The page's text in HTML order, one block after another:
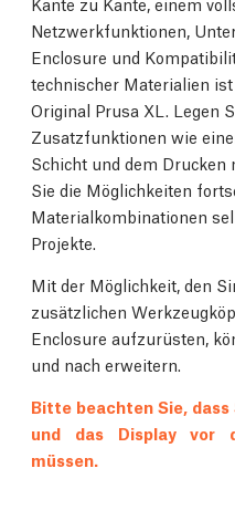
Netzwerkfunktionen,
Enclosure und
technischer Materialien
Original Prusa XL. Legen
Zusatzfunktionen wie
Schicht und dem
Sie die Möglichkeiten
Materialkombinationen
Projekte.
Mit der Möglichkeit, den
zusätzlichen
Enclosure aufzurüsten,
und nach erweitern.
Bitte beachten Sie,
und das Display vor
müssen.